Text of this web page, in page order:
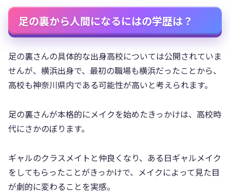
足の裏から人間になるにはの学歴は？
足の裏さんの具体的な出身高校については公開されていま
せんが、横浜出身で、最初の職場も横浜だったことから、
高校も神奈川県内である可能性が高いと考えられます。
足の裏さんが本格的にメイクを始めたきっかけは、高校時
代にさかのぼります。
ギャルのクラスメイトと仲良くなり、ある日ギャルメイク
をしてもらったことがきっかけで、メイクによって見た目
が劇的に変わることを実感。